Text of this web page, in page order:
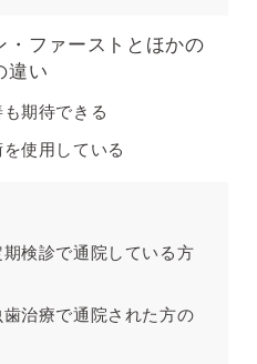
・ファーストとほかの
違い
期待できる
使用している
検診で通院している方
治療で通院された方の